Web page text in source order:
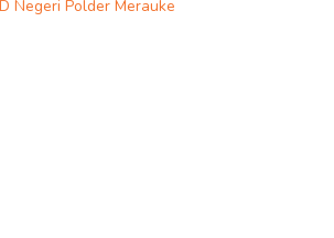
Negeri Polder Merauke